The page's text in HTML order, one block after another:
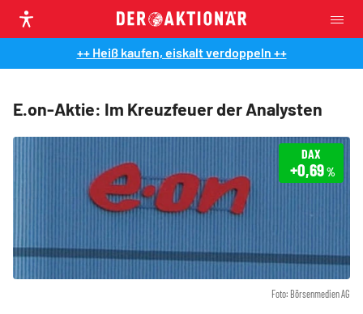
++ Heiß kaufen, eiskalt verdoppeln ++
E.on-Aktie: Im Kreuzfeuer der Analysten
Foto: Börsenmedien AG
DAX
+0,69%